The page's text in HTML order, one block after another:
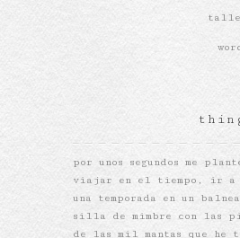
por unos segundos me
viajar en el tiempo, ir a
una temporada en un
silla de mimbre con las
de las mil mantas que he